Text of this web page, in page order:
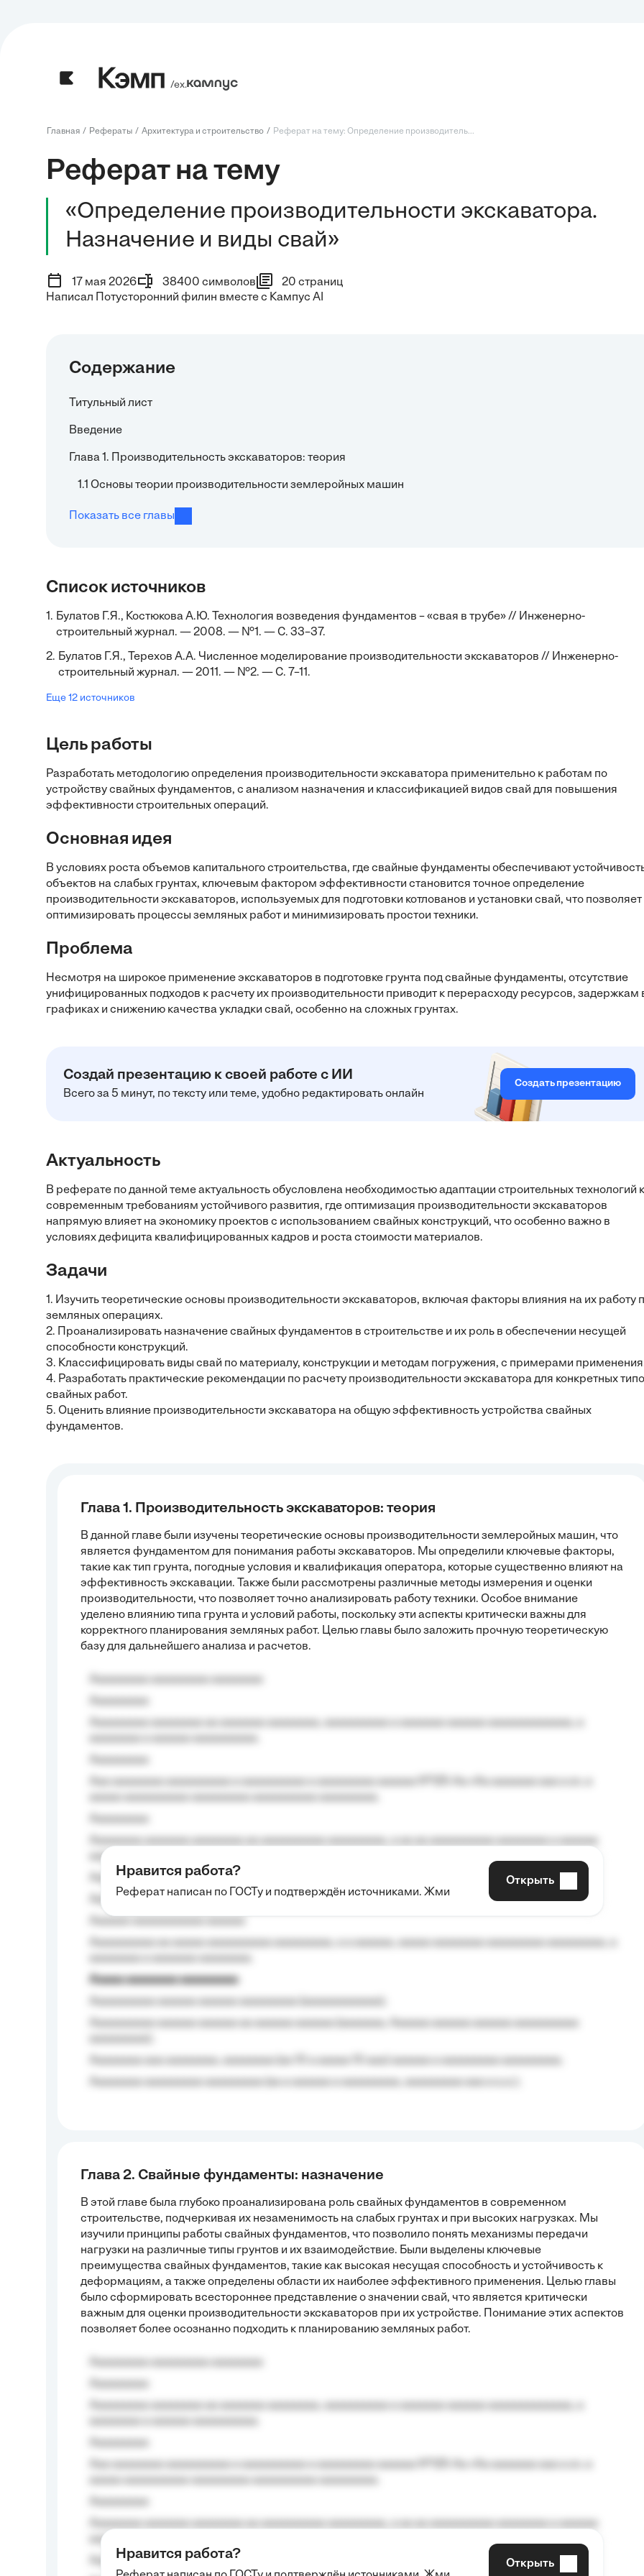
/ех.
Главная Рефераты Архитектура и строительство Реферат на тему: Определение производитель...
Реферат на тему
«Определение производительности экскаватора.
Назначение и виды свай»
17 мая 2026 38400 символов
20 страниц
Написал Потусторонний филин вместе с Кампус AI
Содержание
Титульный лист
Введение
Глава 1. Производительность экскаваторов: теория
1.1 Основы теории производительности землеройных машин
Показать все главы
Список источников
1. Булатов Г.Я., Костюкова А.Ю. Технология возведения фундаментов – «свая в трубе» // Инженерно-
строительный журнал. — 2008. — №1. — С. 33–37.
2. Булатов Г.Я., Терехов А.А. Численное моделирование производительности экскаваторов // Инженерно-
строительный журнал. — 2011. — №2. — С. 7–11.
Еще 12 источников
Цель работы
Разработать методологию определения производительности экскаватора применительно к работам по
устройству свайных фундаментов, с анализом назначения и классификацией видов свай для повышения
эффективности строительных операций.
Основная идея
В условиях роста объемов капитального строительства, где свайные фундаменты обеспечивают
объектов на слабых грунтах, ключевым фактором эффективности становится точное определение
производительности экскаваторов, используемых для подготовки котлованов и установки свай, что позволяет
оптимизировать процессы земляных работ и минимизировать простои техники.
Проблема
Несмотря на широкое применение экскаваторов в подготовке грунта под свайные фундаменты, отсутствие
унифицированных подходов к расчету их производительности приводит к перерасходу ресурсов, задержкам
графиках и снижению качества укладки свай, особенно на сложных грунтах.
Создай презентацию к своей работе с ИИ
Всего за 5 минут, по тексту или теме, удобно редактировать онлайн
Создать презентацию
Актуальность
В реферате по данной теме актуальность обусловлена необходимостью адаптации строительных технологий к
современным требованиям устойчивого развития, где оптимизация производительности экскаваторов
напрямую влияет на экономику проектов с использованием свайных конструкций, что особенно важно в
условиях дефицита квалифицированных кадров и роста стоимости материалов.
Задачи
1. Изучить теоретические основы производительности экскаваторов, включая факторы влияния на их работу
земляных операциях.
2. Проанализировать назначение свайных фундаментов в строительстве и их роль в обеспечении несущей
способности конструкций.
3. Классифицировать виды свай по материалу, конструкции и методам погружения, с примерами
4. Разработать практические рекомендации по расчету производительности экскаватора для конкретных
свайных работ.
5. Оценить влияние производительности экскаватора на общую эффективность устройства свайных
фундаментов.
Глава 1. Производительность экскаваторов: теория
В данной главе были изучены теоретические основы производительности землеройных машин, что
является фундаментом для понимания работы экскаваторов. Мы определили ключевые факторы,
такие как тип грунта, погодные условия и квалификация оператора, которые существенно влияют на
эффективность экскавации. Также были рассмотрены различные методы измерения и оценки
производительности, что позволяет точно анализировать работу техники. Особое внимание
уделено влиянию типа грунта и условий работы, поскольку эти аспекты критически важны для
корректного планирования земляных работ. Целью главы было заложить прочную теоретическую
базу для дальнейшего анализа и расчетов.
aaaa aaaa.
Aaaaaaaaa
Aaaaaaaaaa aa aaa aaaaaaaaa, a aaa aaaaaaaaaa aaa, a aaaaaaaaaa, aaaaaa aaaaaa a aaaaaa.
Aaaaa aaaaaaaa aaaaaaaaa
Нравится работа?
Реферат написан по ГОСТу и подтверждён источниками. Жми
Открыть
Глава 2. Свайные фундаменты: назначение
В этой главе была глубоко проанализирована роль свайных фундаментов в современном
строительстве, подчеркивая их незаменимость на слабых грунтах и при высоких нагрузках. Мы
изучили принципы работы свайных фундаментов, что позволило понять механизмы передачи
нагрузки на различные типы грунтов и их взаимодействие. Были выделены ключевые
преимущества свайных фундаментов, такие как высокая несущая способность и устойчивость к
деформациям, а также определены области их наиболее эффективного применения. Целью главы
было сформировать всестороннее представление о значении свай, что является критически
важным для оценки производительности экскаваторов при их устройстве. Понимание этих аспектов
позволяет более осознанно подходить к планированию земляных работ.
aaaa aaaa.
Aaaaaaaaa
Нравится работа?
Открыть